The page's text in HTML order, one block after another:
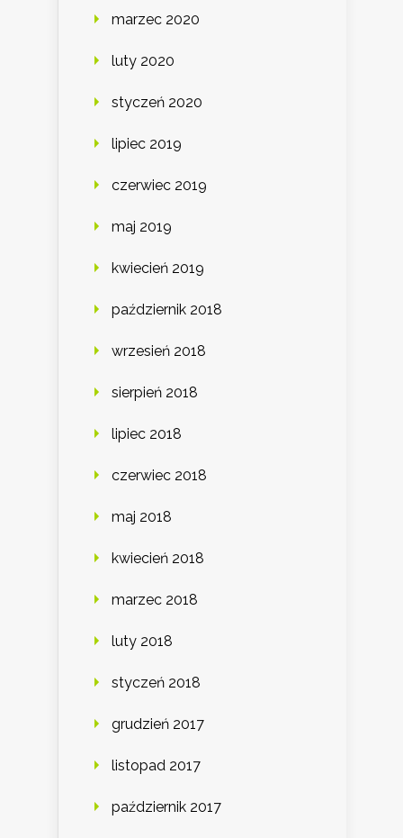
marzec 2020
luty 2020
styczeń 2020
lipiec 2019
czerwiec 2019
maj 2019
kwiecień 2019
październik 2018
wrzesień 2018
sierpień 2018
lipiec 2018
czerwiec 2018
maj 2018
kwiecień 2018
marzec 2018
luty 2018
styczeń 2018
grudzień 2017
listopad 2017
październik 2017